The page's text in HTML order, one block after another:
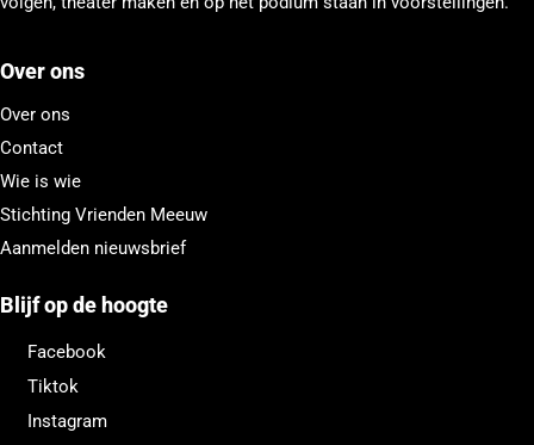
Over ons
Over ons
Contact
Wie is wie
Stichting Vrienden Meeuw
Aanmelden nieuwsbrief
Blijf op de hoogte
Facebook
Tiktok
Instagram